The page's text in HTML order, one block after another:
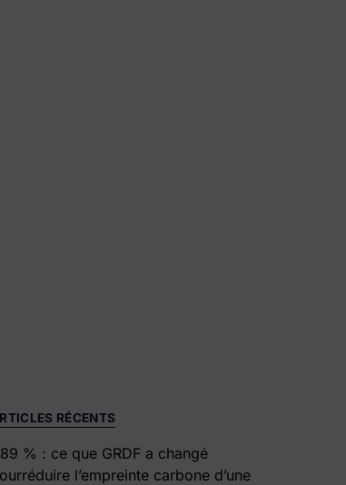
RÉCENTS
% : ce que GRDF a changé
l’empreinte carbone d’une